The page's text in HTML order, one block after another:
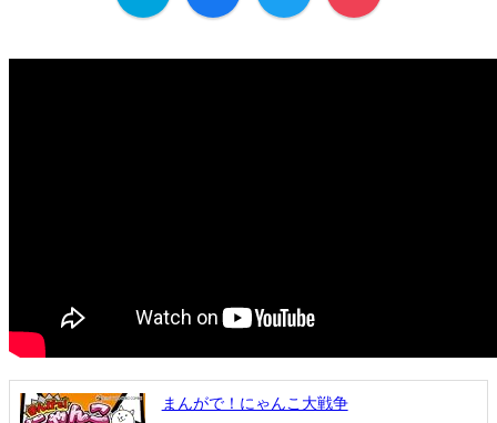
まんがで！にゃんこ大戦争